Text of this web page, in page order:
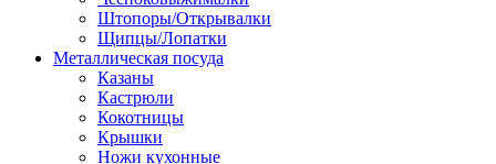
Штопоры/Открывалки
Щипцы/Лопатки
Металлическая посуда
Казаны
Кастрюли
Кокотницы
Крышки
Ножи кухонные